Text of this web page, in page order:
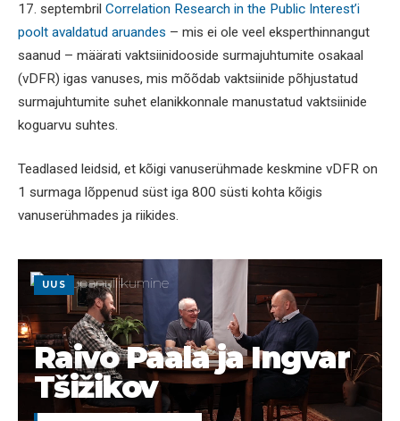
17. septembril Correlation Research in the Public Interest’i
poolt avaldatud aruandes – mis ei ole veel eksperthinnangut
saanud – määrati vaktsiinidooside surmajuhtumite osakaal
(vDFR) igas vanuses, mis mõõdab vaktsiinide põhjustatud
surmajuhtumite suhet elanikkonnale manustatud vaktsiinide
koguarvu suhtes.
Teadlased leidsid, et kõigi vanuserühmade keskmine vDFR on
1 surmaga lõppenud süst iga 800 süsti kohta kõigis
vanuserühmades ja riikides.
UUS
Raivo Paala ja Ingvar
Tšižikov